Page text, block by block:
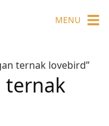
MENU
ternak lovebird”
ternak